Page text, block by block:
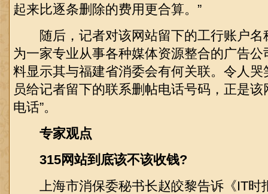
起来比逐条删除的费用更合算。”
随后，记者对该网站留下的工行账户名
为一家专业从事各种媒体资源整合的广告
料显示其与福建省消委会有何关联。令人
员给记者留下的联系删帖电话号码，正是该
电话”。
专家观点
315网站到底该不该收钱?
上海市消保委秘书长赵皎黎告诉《IT时